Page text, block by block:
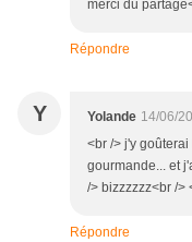
merci du
Répondre
Y Yolande 14/06/
<br /> j'y
gourmande... et
/> bizzzzzz<br />
Répondre